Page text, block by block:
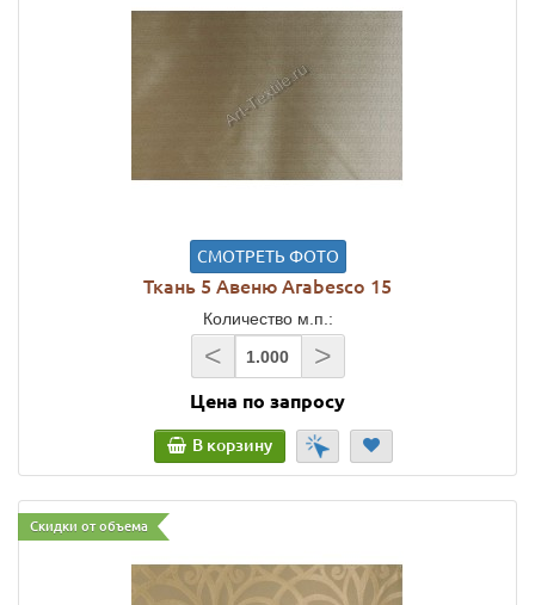
СМОТРЕТЬ ФОТО
Ткань 5 Авеню Arabesco 15
Количество м.п.:
< >
Цена по запросу
В корзину
Скидки от объема